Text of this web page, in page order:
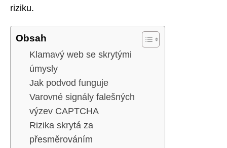
riziku.
Obsah
Klamavý web se skrytými
úmysly
Jak podvod funguje
Varovné signály falešných
výzev CAPTCHA
Rizika skrytá za
přesměrováním